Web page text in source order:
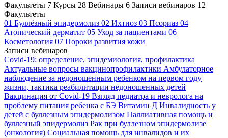
Факультеты 7 Курсы 28 Вебинары 6 Записи вебинаров 12
Факультеты
01 Буллёзный эпидермолиз 02 Ихтиоз 03 Псориаз 04
Атопический дерматит 05 Уход за пациентами 06
Косметология 07 Пороки развития кожи
Записи вебинаров
Covid-19: определение, эпидемиология, профилактика
Актуальные вопросы вакцинопрофилактики Амбулаторное
наблюдение за недоношенным ребенком на первом году
жизни, тактика реабилитации недоношенных детей
Вакцинация от Covid-19 Взгляд педиатра и невролога на
проблему питания ребенка с БЭ Витамин Д Инвалидность у
детей с буллезным эпидермолизом Паллиативная помощь и
буллезный эпидермолиз Рак при буллезном эпидермолизе
(онкология) Социальная помощь для инвалидов и их